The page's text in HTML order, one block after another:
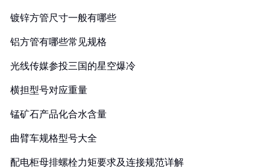
镀锌方管尺寸一般有哪些
铝方管有哪些常见规格
光线传媒参投三国的星空爆冷
横担型号对应重量
锰矿石产品化合水含量
曲臂车规格型号大全
配电柜母排螺栓力矩要求及连接规范详解